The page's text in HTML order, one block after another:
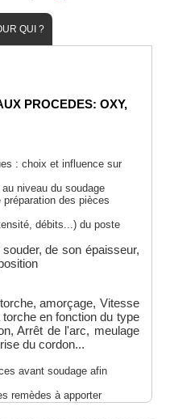
QUI ?
PROCEDES: OXY,
: choix et influence sur
niveau du soudage
des pièces
débits...) du poste
de son épaisseur,
amorçage, Vitesse
en fonction du type
Arrêt de l'arc, meulage
du cordon...
avant soudage afin
remèdes à apporter